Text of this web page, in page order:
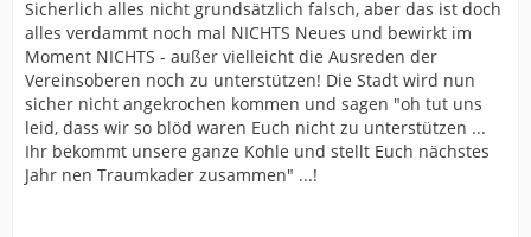
Sicherlich alles nicht grundsätzlich falsch, aber das ist doch
alles verdammt noch mal NICHTS Neues und bewirkt im
Moment NICHTS - außer vielleicht die Ausreden der
Vereinsoberen noch zu unterstützen! Die Stadt wird nun
sicher nicht angekrochen kommen und sagen "oh tut uns
leid, dass wir so blöd waren Euch nicht zu unterstützen ...
Ihr bekommt unsere ganze Kohle und stellt Euch nächstes
Jahr nen Traumkader zusammen" ...!